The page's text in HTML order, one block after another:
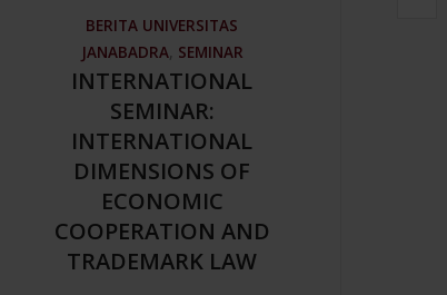
BERITA UNIVERSITAS
JANABADRA, SEMINAR
INTERNATIONAL
SEMINAR:
INTERNATIONAL
DIMENSIONS OF
ECONOMIC
COOPERATION AND
TRADEMARK LAW